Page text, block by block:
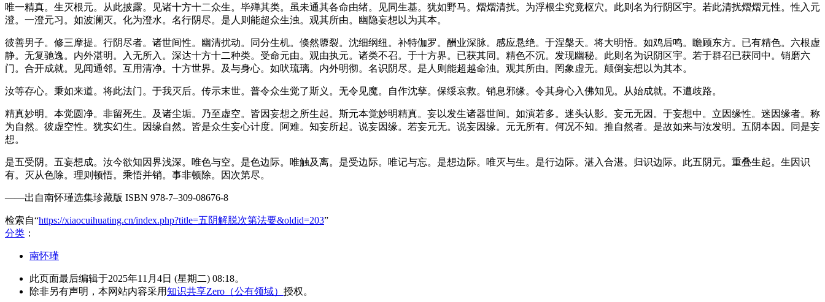
唯一精真。生灭根元。从此披露。见诸十方十二众生。毕殚其类。虽未通其各命由绪。见同生基。犹如野马。熠熠清扰。为浮根尘究竟枢穴。此则名为行阴区宇。若此清扰熠熠元性。性入元
澄。一澄元习。如波澜灭。化为澄水。名行阴尽。是人则能超众生浊。观其所由。幽隐妄想以为其本。
彼善男子。修三摩提。行阴尽者。诸世间性。幽清扰动。同分生机。倏然隳裂。沈细纲纽。补特伽罗。酬业深脉。感应悬绝。于涅槃天。将大明悟。如鸡后鸣。瞻顾东方。已有精色。六根虚
静。无复驰逸。内外湛明。入无所入。深达十方十二种类。受命元由。观由执元。诸类不召。于十方界。已获其同。精色不沉。发现幽秘。此则名为识阴区宇。若于群召已获同中。销磨六
门。合开成就。见闻通邻。互用清净。十方世界。及与身心。如吠琉璃。内外明彻。名识阴尽。是人则能超越命浊。观其所由。罔象虚无。颠倒妄想以为其本。
汝等存心。秉如来道。将此法门。于我灭后。传示末世。普令众生觉了斯义。无令见魔。自作沈孳。保绥哀救。销息邪缘。令其身心入佛知见。从始成就。不遭歧路。
精真妙明。本觉圆净。非留死生。及诸尘垢。乃至虚空。皆因妄想之所生起。斯元本觉妙明精真。妄以发生诸器世间。如演若多。迷头认影。妄元无因。于妄想中。立因缘性。迷因缘者。称
为自然。彼虚空性。犹实幻生。因缘自然。皆是众生妄心计度。阿难。知妄所起。说妄因缘。若妄元无。说妄因缘。元无所有。何况不知。推自然者。是故如来与汝发明。五阴本因。同是妄
想。
是五受阴。五妄想成。汝今欲知因界浅深。唯色与空。是色边际。唯触及离。是受边际。唯记与忘。是想边际。唯灭与生。是行边际。湛入合湛。归识边际。此五阴元。重叠生起。生因识
有。灭从色除。理则顿悟。乘悟并销。事非顿除。因次第尽。
——出自南怀瑾选集珍藏版 ISBN 978-7–309-08676-8
检索自“https://xiaocuihuating.cn/index.php?title=五阴解脱次第法要&oldid=203”
分类 ：​
南怀瑾
此页面最后编辑于2025年11月4日 (星期二) 08:18。
除非另有声明，本网站内容采用知识共享Zero（公有领域） 授权。